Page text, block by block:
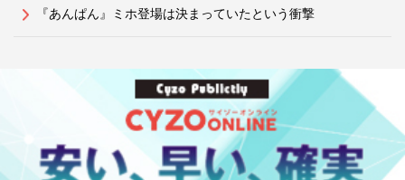
『あんぱん』ミホ登場は決まっていたという衝撃